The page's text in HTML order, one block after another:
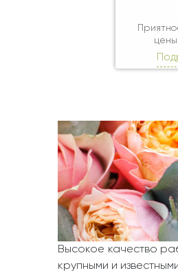
Высокое качество
крупными и